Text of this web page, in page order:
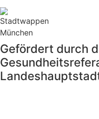
Gefördert durch